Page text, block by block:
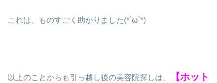
これは、ものすごく助かりました(*´ω`*)
以上のことからも引っ越し後の美容院探しは、
【ホット